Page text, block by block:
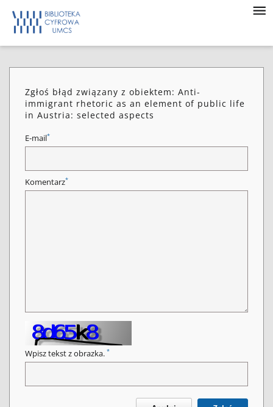
Zgłoś błąd związany z obiektem: Anti-
immigrant rhetoric as an element of public life
in Austria: selected aspects
E-mail*
Komentarz*
Wpisz tekst z obrazka. *